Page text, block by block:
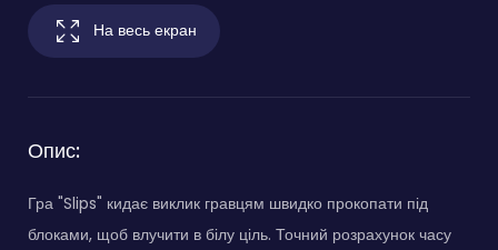
На весь екран
Опис:
Гра "Slips" кидає виклик гравцям швидко прокопати під
блоками, щоб влучити в білу ціль. Точний розрахунок часу